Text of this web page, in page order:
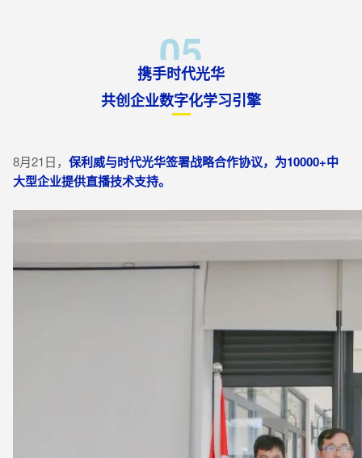
05
携手时代光华
共创企业数字化学习引擎
8月21日， 保利威与时代光华签署战略合作协议，为10000+中
大型企业提供直播技术支持。